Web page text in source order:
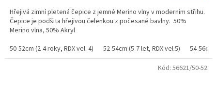
Hřejivá zimní pletená čepice z jemné Merino vlny v moderním střihu.
Čepice je podšita hřejivou čelenkou z počesané bavlny. 50%
Merino vlna, 50% Akryl
50-52cm (2-4 roky, RDX vel. 4)
52-54cm (5-7 let, RDX vel.5) 54-56cm
Kód: 56621/50-52